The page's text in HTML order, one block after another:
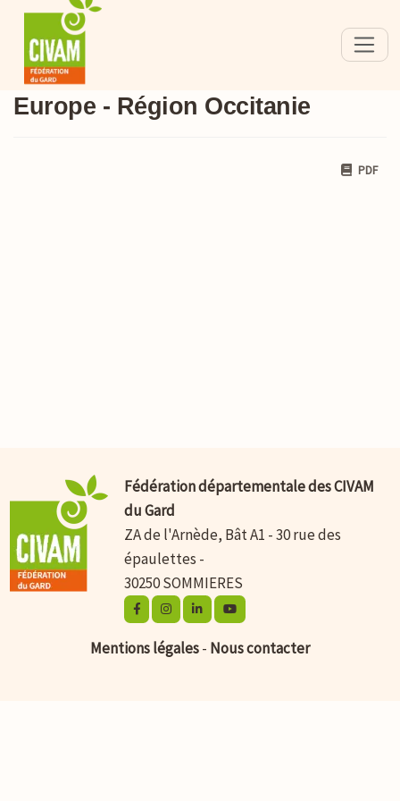
Europe - Région Occitanie
PDF
Fédération départementale des CIVAM
du Gard
ZA de l'Arnède, Bât A1 - 30 rue des
épaulettes -
30250 SOMMIERES
Mentions légales- Nous contacter